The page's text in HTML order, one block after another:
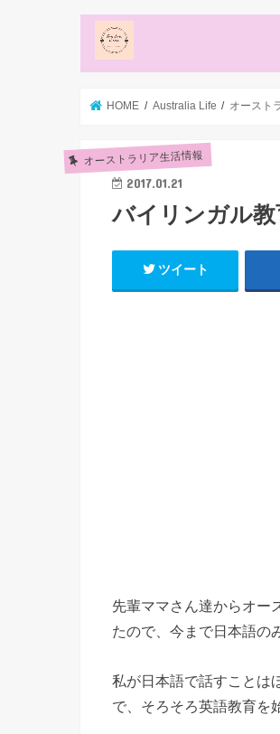
HOME Australia Life オースト
オーストラリア生活情報
2017.01.21
バイリンガル
ツイート
先輩ママさん達からオー
たので、今まで日本語の
私が日本語で話すことは
で、そろそろ英語教育を